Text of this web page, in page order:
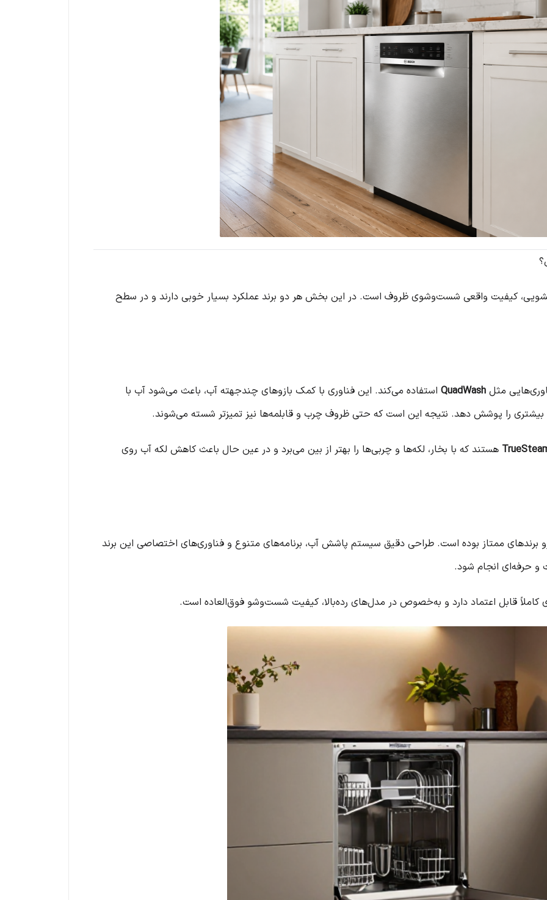
کیفیت واقعی شست‌وشوی ظروف است. در این بخش هر دو برند عملکرد بسیار خوبی دارند و در سطح
مثل QuadWash استفاده می‌کند. این فناوری با کمک بازوهای چندجهته آب، باعث می‌شود آب با
بیشتری را پوشش دهد. نتیجه این است که حتی ظروف چرب و قابلمه‌ها نیز تمیزتر شسته می‌شوند.
هستند که با بخار، لکه‌ها و چربی‌ها را بهتر از بین می‌برد و در عین حال باعث کاهش لکه آب روی
ممتاز بوده است. طراحی دقیق سیستم پاشش آب، برنامه‌های متنوع و فناوری‌های اختصاصی این برند
حرفه‌ای انجام شود.
قابل اعتماد دارد و به‌خصوص در مدل‌های رده‌بالا، کیفیت شست‌وشو فوق‌العاده است.